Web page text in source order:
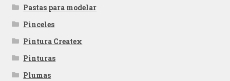
Pastas para modelar
Pinceles
Pintura Createx
Pinturas
Plumas